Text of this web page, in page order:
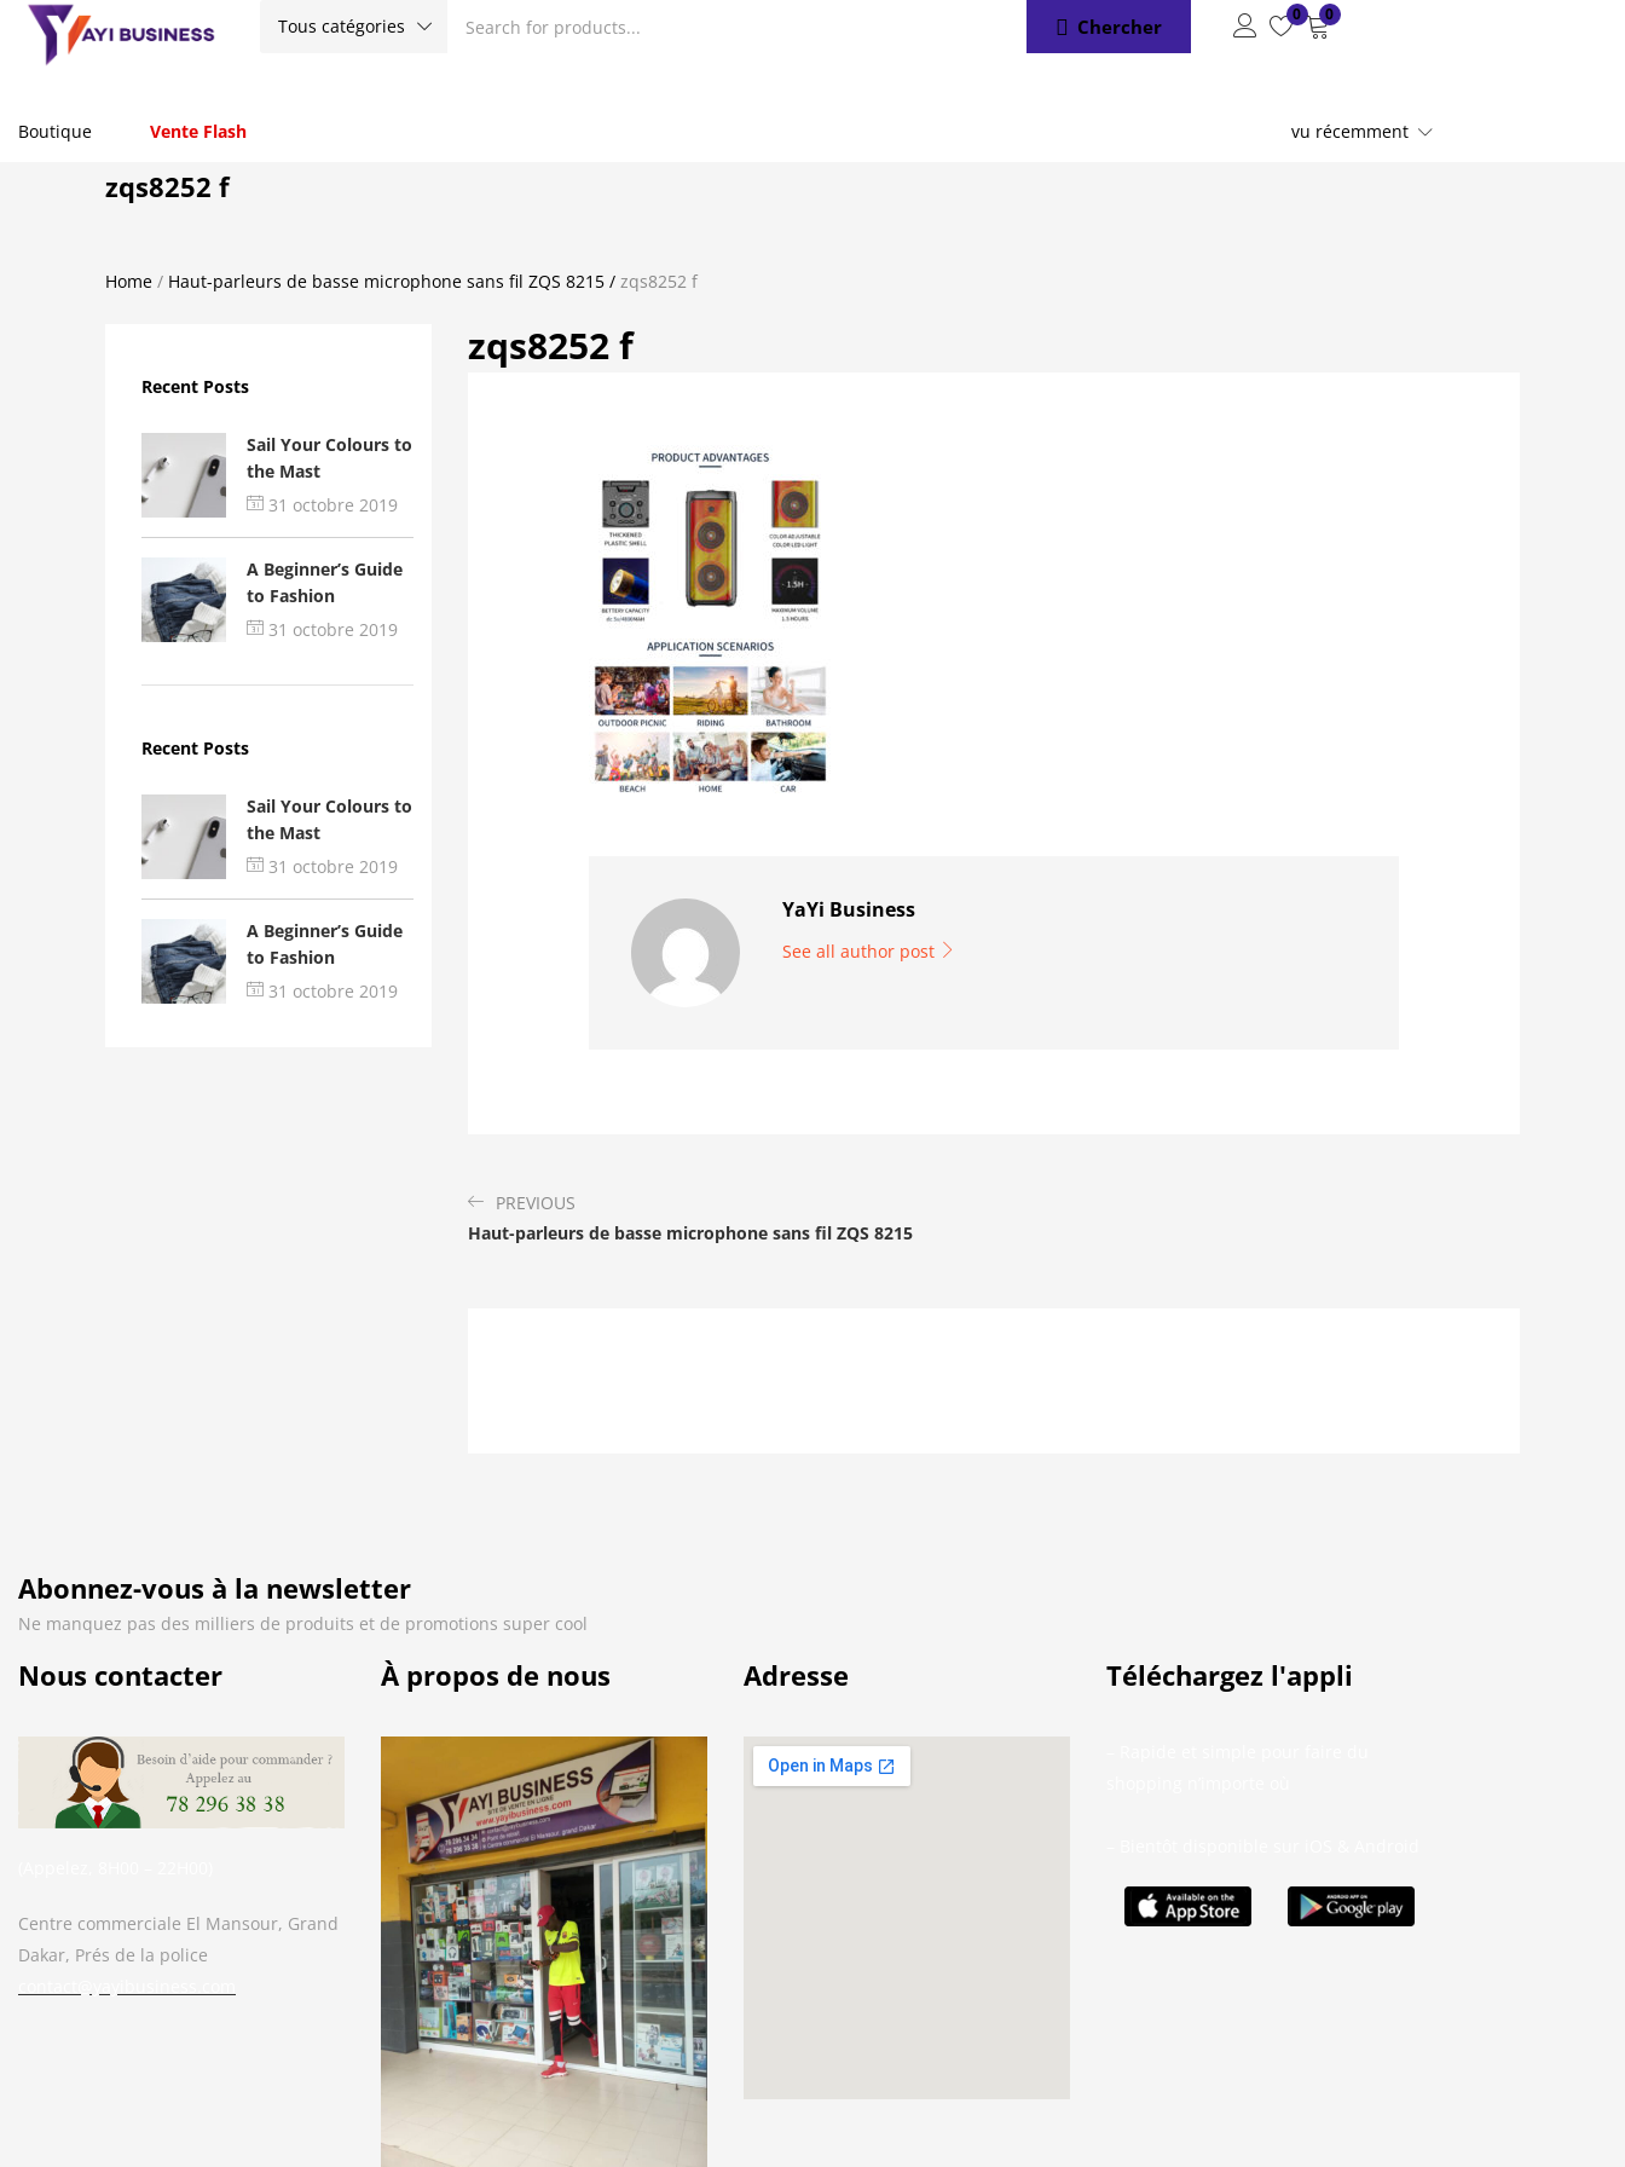
Tous catégories Chercher
0 0
Boutique Vente Flash vu récemment
zqs8252 f
Home / Haut-parleurs de basse microphone sans fil ZQS 8215 / zqs8252 f
Recent Posts
Sail Your Colours to
the Mast
31 octobre 2019
A Beginner’s Guide
to Fashion
31 octobre 2019
Recent Posts
Sail Your Colours to
the Mast
31 octobre 2019
A Beginner’s Guide
to Fashion
31 octobre 2019
zqs8252 f
YaYi Business
See all author post
PREVIOUS
Haut-parleurs de basse microphone sans fil ZQS 8215
Abonnez-vous à la newsletter
Ne manquez pas des milliers de produits et de promotions super cool
Nous contacter
Centre commerciale El Mansour, Grand
Dakar, Prés de la police
À propos de nous Adresse Téléchargez l'appli
Bonjour. En quoi puis-je vous aider ?